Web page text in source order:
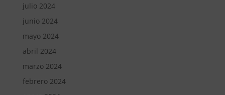
julio 2024
junio 2024
mayo 2024
abril 2024
marzo 2024
febrero 2024